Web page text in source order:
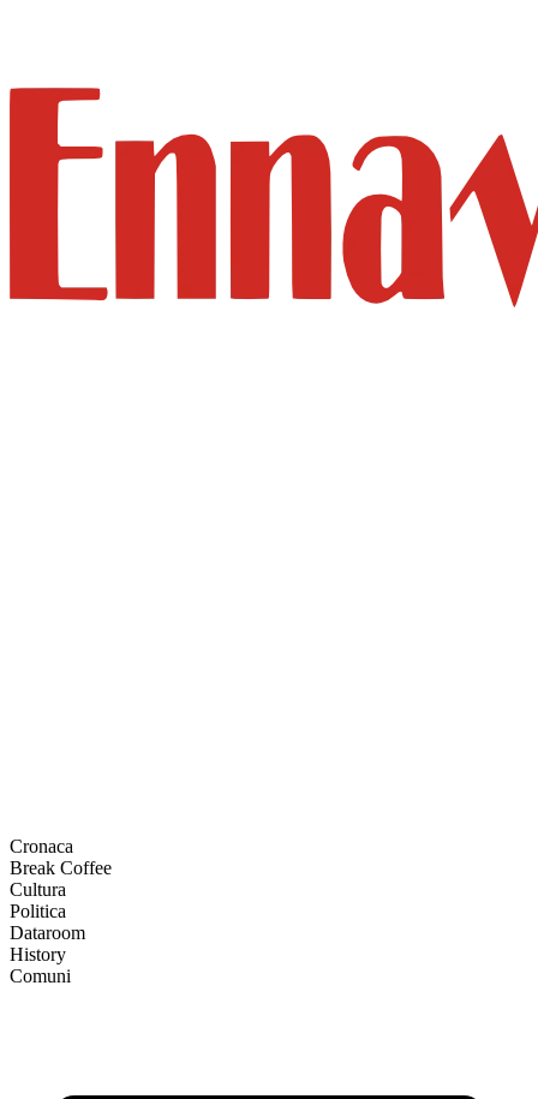
Cronaca
Break Coffee
Cultura
Politica
Dataroom
History
Comuni